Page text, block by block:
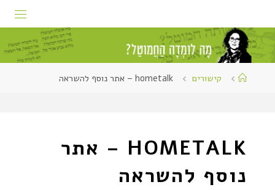
קישורים hometalk – אתר נוסף להשראה
HOMETALK – אתר
נוסף להשראה